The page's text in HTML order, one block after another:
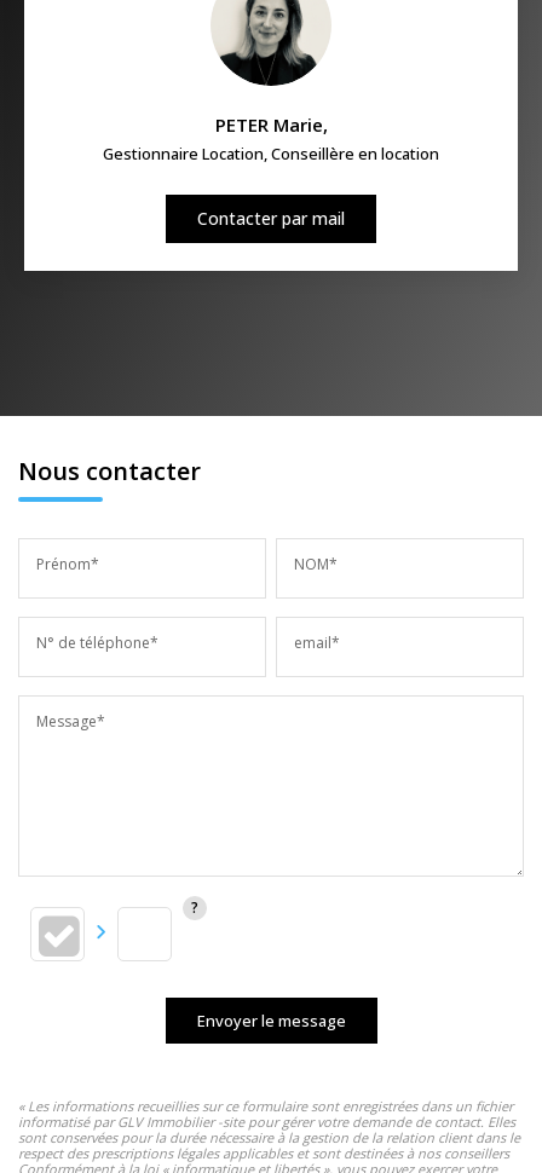
PETER Marie,
Gestionnaire Location, Conseillère en location
Contacter par mail
Nous contacter
Prénom* NOM*
N° de téléphone* email*
Message*
Envoyer le message
« Les informations recueillies sur ce formulaire sont enregistrées dans un fichier
informatisé par GLV Immobilier -site pour gérer votre demande de contact. Elles
sont conservées pour la durée nécessaire à la gestion de la relation client dans le
respect des prescriptions légales applicables et sont destinées à nos conseillers
Conformément à la loi « informatique et libertés », vous pouvez exercer votre